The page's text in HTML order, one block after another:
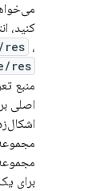
کنید،
res ،
res
منبع
اصلی
برای